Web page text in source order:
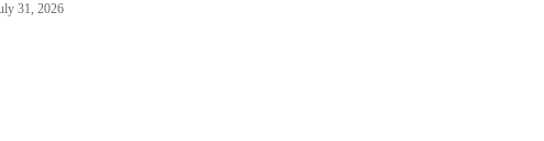
31, 2026